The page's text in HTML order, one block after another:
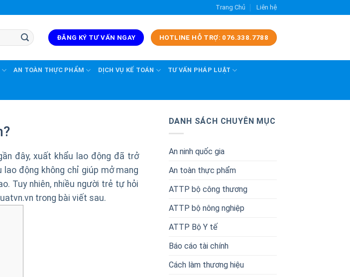
Trang Chủ Liên hệ
ĐĂNG KÝ TƯ VẤN NGAY HOTLINE HỖ TRỢ: 076.338.7788
AN TOÀN THỰC PHẨM DỊCH VỤ KẾ TOÁN TƯ VẤN PHÁP LUẬT
đây, xuất khẩu lao động đã trở
động không chỉ giúp mở mang
Tuy nhiên, nhiều người trẻ tự hỏi
trong bài viết sau.
DANH SÁCH CHUYÊN MỤC
An ninh quốc gia
An toàn thực phẩm
ATTP bộ công thương
ATTP bộ nông nghiệp
ATTP Bộ Y tế
Báo cáo tài chính
Cách làm thương hiệu